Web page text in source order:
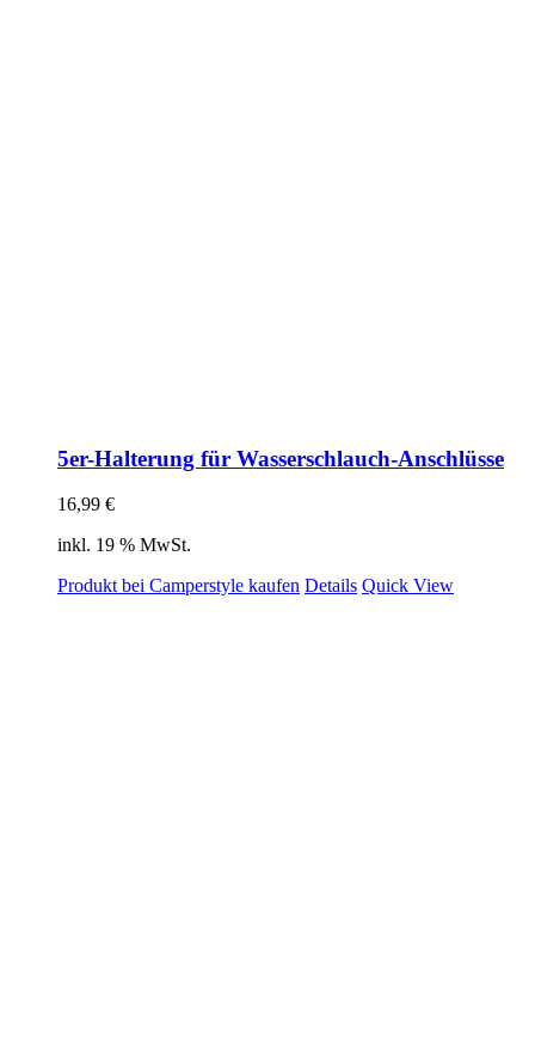
5er-Halterung für Wasserschlauch-Anschlüsse
16,99 €
inkl. 19 % MwSt.
Produkt bei Camperstyle kaufen Details Quick View